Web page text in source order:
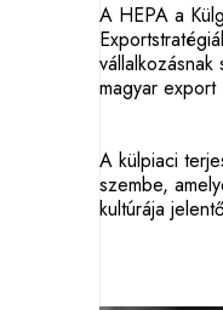
A HEPA a
magyar
A külpiaci
szembe,
kultúrája